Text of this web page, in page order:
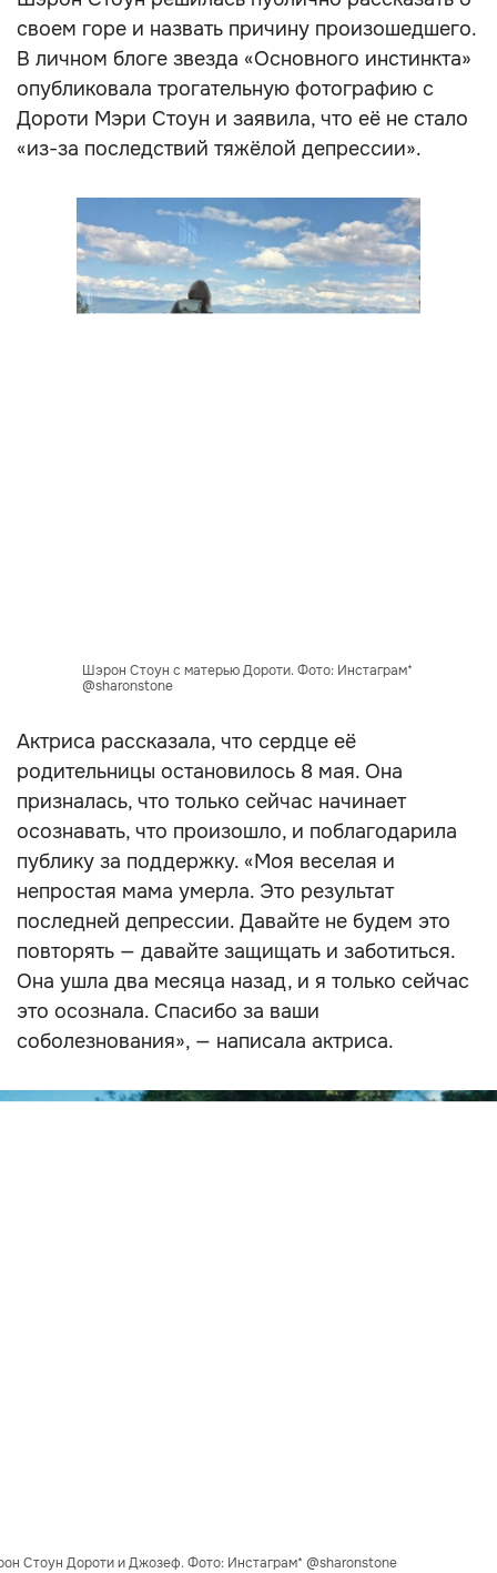
своем горе и назвать причину произошедшего.
В личном блоге звезда «Основного инстинкта»
опубликовала трогательную фотографию с
Дороти Мэри Стоун и заявила, что её не стало
«из-за последствий тяжёлой депрессии».
Шэрон Стоун с матерью Дороти. Фото: Инстаграм*
@sharonstone
Актриса рассказала, что сердце её
родительницы остановилось 8 мая. Она
призналась, что только сейчас начинает
осознавать, что произошло, и поблагодарила
публику за поддержку. «Моя веселая и
непростая мама умерла. Это результат
последней депрессии. Давайте не будем это
повторять — давайте защищать и заботиться.
Она ушла два месяца назад, и я только сейчас
это осознала. Спасибо за ваши
соболезнования», — написала актриса.
Стоун Дороти и Джозеф. Фото: Инстаграм* @sharonstone